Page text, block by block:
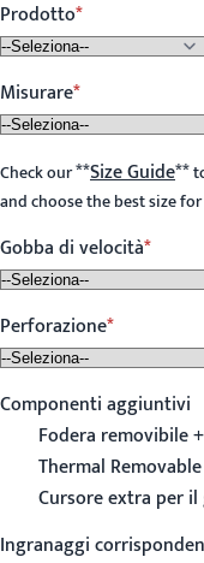
Prodotto
Misurare
Check our**Size Guide**
and choose the best size
Gobba di velocità
Perforazione
Componenti aggiuntivi
Fodera removibile
Thermal
Cursore extra per
Ingranaggi